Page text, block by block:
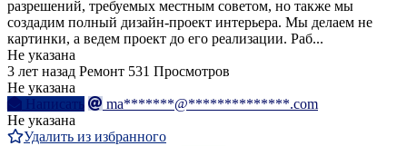
разрешений, требуемых местным советом, но также мы
создадим полный дизайн-проект интерьера. Мы делаем не
картинки, а ведем проект до его реализации. Раб...
Не указана
3 лет назад Ремонт 531 Просмотров
Не указана
Написать
ma*******@**************.com
Не указана
Удалить из избранного